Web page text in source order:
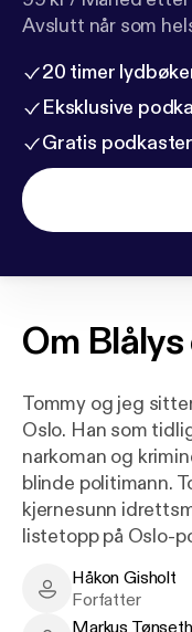
Avslutt når som
20 timer
Eksklusive
Gratis podkaster
Om
Tommy og jeg
Oslo. Han som
narkoman og
blinde politimann.
kjernesunn
listetopp på Oslo-
Tommy inn i
sin beste venn, på
Håkon Gisholt -
Håkon Gisholt
Forfatter
Markus Tønseth